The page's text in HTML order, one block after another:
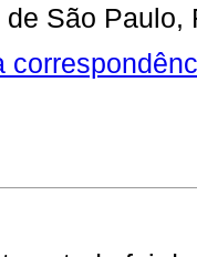
São Paulo,